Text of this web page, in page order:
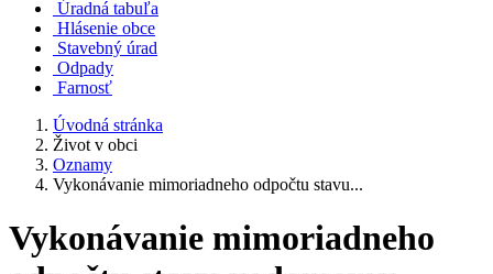
Úradná tabuľa
Hlásenie obce
Stavebný úrad
Odpady
Farnosť
Úvodná stránka
Život v obci
Oznamy
Vykonávanie mimoriadneho odpočtu stavu...
Vykonávanie mimoriadneho